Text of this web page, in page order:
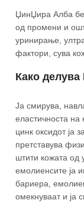
ЏинЏира Алба
од промени и
уринирање,
фактори, сува
Како
Ја смирува,
еластичноста на
цинк оксидот ја
претставува
штити кожата од
емолиенсите ја
бариера,
омекнуваат и ја